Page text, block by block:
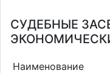
СУДЕБНЫЕ
Наименование